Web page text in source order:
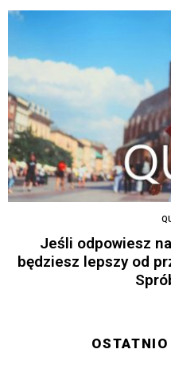
Jeśli odpowiesz
będziesz lepszy od